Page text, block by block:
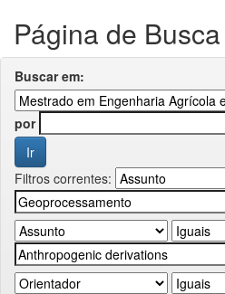
Página de Busca
Buscar em:
por
Filtros correntes: